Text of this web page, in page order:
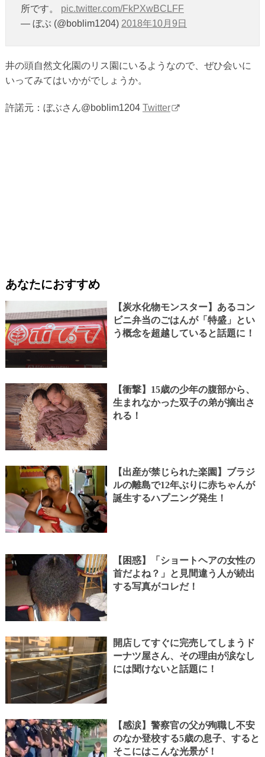
所です。 pic.twitter.com/FkPXwBCLFF
— ぼぶ (@boblim1204) 2018年10月9日
井の頭自然文化園のリス園にいるようなので、ぜひ会いに
いってみてはいかがでしょうか。
許諾元：ぼぶさん@boblim1204 Twitter
あなたにおすすめ
【炭水化物モンスター】あるコン
ビニ弁当のごはんが「特盛」とい
う概念を超越していると話題に！
【衝撃】15歳の少年の腹部から、
生まれなかった双子の弟が摘出さ
れる！
【出産が禁じられた楽園】ブラジ
ルの離島で12年ぶりに赤ちゃんが
誕生するハプニング発生！
【困惑】「ショートヘアの女性の
首だよね？」と見間違う人が続出
する写真がコレだ！
開店してすぐに完売してしまうド
ーナツ屋さん、その理由が涙なし
には聞けないと話題に！
【感涙】警察官の父が殉職し不安
のなか登校する5歳の息子、すると
そこにはこんな光景が！